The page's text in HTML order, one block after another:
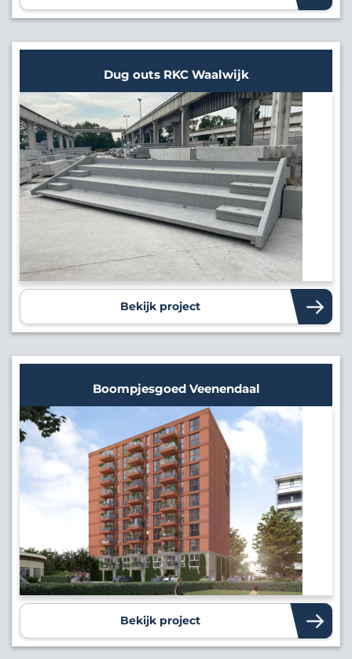
Dug outs RKC Waalwijk
Bekijk project
Boompjesgoed Veenendaal
Bekijk project